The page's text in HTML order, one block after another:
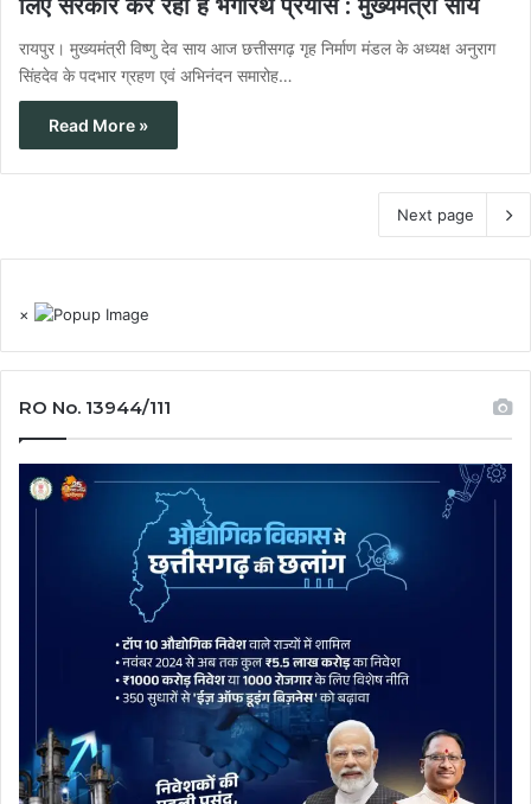
रायपुर। मुख्यमंत्री विष्णु देव साय आज छत्तीसगढ़ गृह निर्माण मंडल के अध्यक्ष अनुराग
सिंहदेव के पदभार ग्रहण एवं अभिनंदन समारोह…
Read More »
Next page
×
RO No. 13944/111